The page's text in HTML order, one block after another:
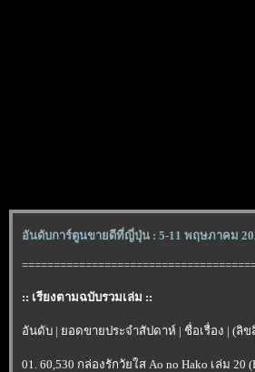
อันดับการ์ตูนขายดีที่ญี่ปุ่น : 5-11 พฤษภาคม
:: เรียงตามฉบับรวมเล่ม ::
อันดับ | ยอดขายประจำสัปดาห์ | ชื่อเรื่อง | (ลิ
01. 60,530 กล่องรักวัยใส Ao no Hako เล่ม 20